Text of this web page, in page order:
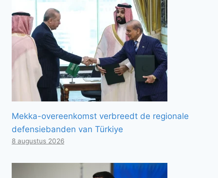
Mekka-overeenkomst verbreedt de regionale
defensiebanden van Türkiye
8 augustus 2026